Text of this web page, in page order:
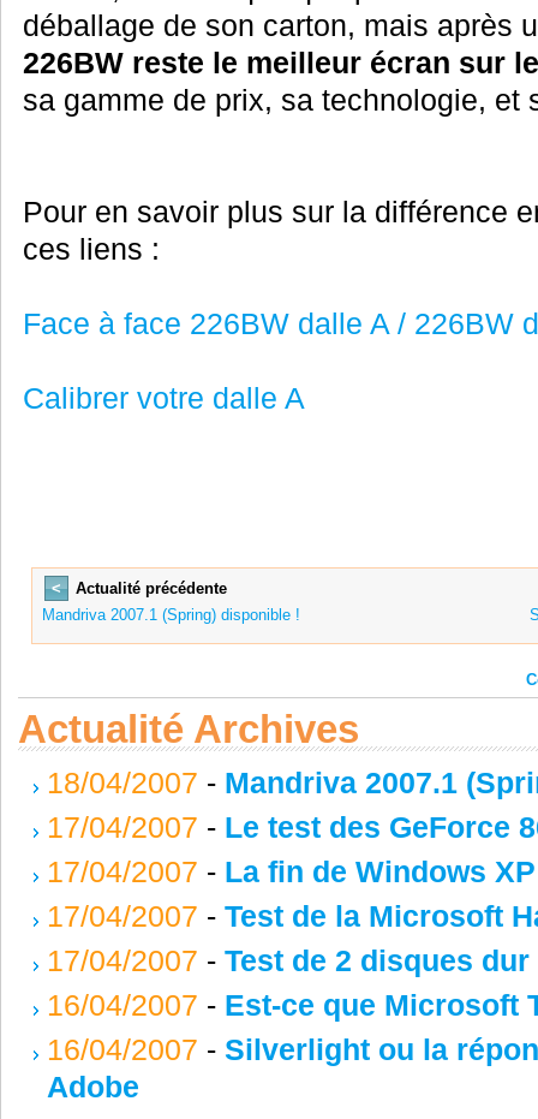
déballage de son carton, mais après
226BW reste le meilleur écran sur
sa gamme de prix, sa technologie, et
Pour en savoir plus sur la différence
ces liens :
Face à face 226BW dalle A / 226BW
Calibrer votre dalle A
<
Actualité précédente
Mandriva 2007.1 (Spring) disponible !
Actualité Archives
18/04/2007 - Mandriva 2007.1
17/04/2007 - Le test des GeForce
17/04/2007 - La fin de Windows
17/04/2007 - Test de la Microsoft
17/04/2007 - Test de 2 disques
16/04/2007 - Est-ce que Microsoft
16/04/2007 - Silverlight ou la
Adobe